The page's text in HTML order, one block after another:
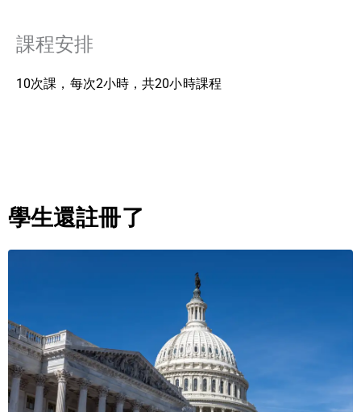
課程安排
10次課，每次2小時，共20小時課程
學生還註冊了